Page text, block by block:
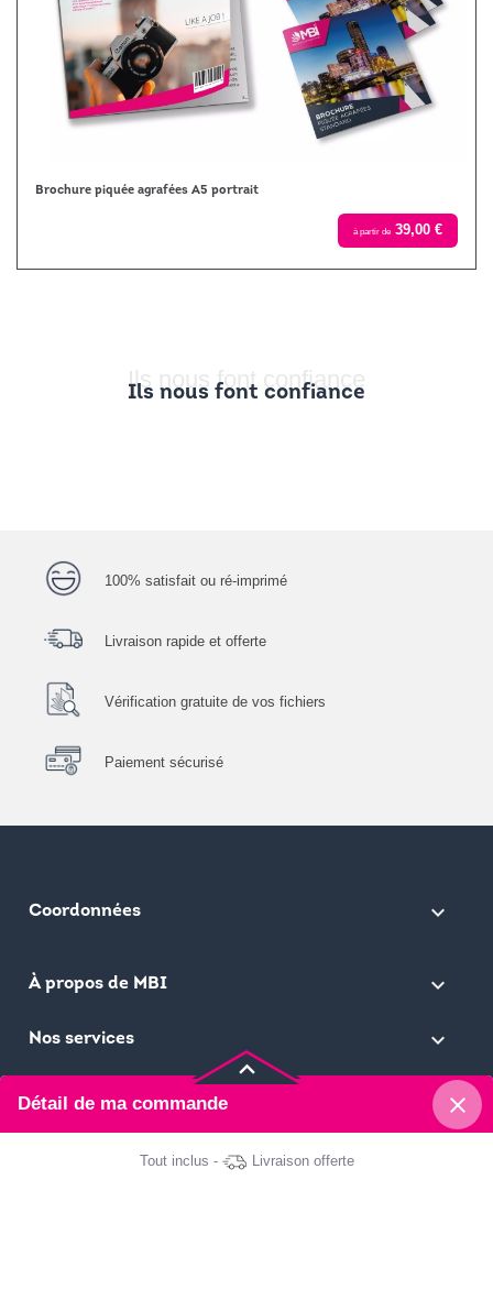
keyboard_arrow_up
Détail de ma commande close
Tout inclus - Livraison offerte
Brochure piquée agrafées A5 portrait
à partir de 39,00 €
Ils nous font confiance
Ils nous font confiance
100% satisfait ou ré-imprimé
Livraison rapide et offerte
Vérification gratuite de vos fichiers
Paiement sécurisé
Coordonnées keyboard_arrow_down
À propos de MBI 
Nos services 